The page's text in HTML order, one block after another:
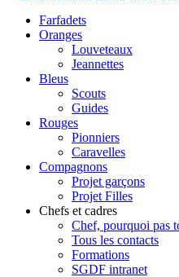
Farfadets
Oranges
Louveteaux
Jeannettes
Bleus
Scouts
Guides
Rouges
Pionniers
Caravelles
Compagnons
Projet garçons
Projet Filles
Chefs et cadres
Chef, pourquoi pas
Tous les contacts
Formations
SGDF intranet